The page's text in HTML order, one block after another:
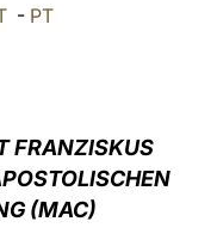
中文
LATINE
- PT
FRANZISKUS
(MAC)